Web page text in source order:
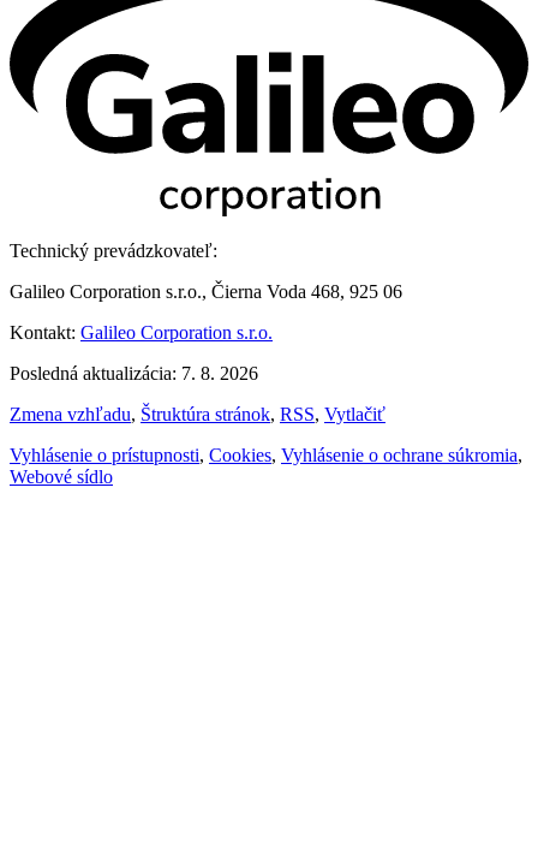
Technický prevádzkovateľ:
Galileo Corporation s.r.o., Čierna Voda 468, 925 06
Kontakt: Galileo Corporation s.r.o.
Posledná aktualizácia: 7. 8. 2026
Zmena vzhľadu, Štruktúra stránok, RSS, Vytlačiť
Vyhlásenie o prístupnosti, Cookies, Vyhlásenie o ochrane súkromia,
Webové sídlo